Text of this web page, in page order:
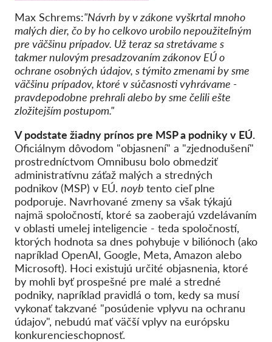
Max Schrems:"Návrh by v zákone vyškrtal mnoho
malých dier, čo by ho celkovo urobilo nepoužiteľným
pre väčšinu prípadov. Už teraz sa stretávame s
takmer nulovým presadzovaním zákonov EÚ o
ochrane osobných údajov, s týmito zmenami by sme
väčšinu prípadov, ktoré v súčasnosti vyhrávame -
pravdepodobne prehrali alebo by sme čelili ešte
zložitejším postupom."
V podstate žiadny prínos pre MSP a podniky v EÚ.
Oficiálnym dôvodom "objasnení" a "zjednodušení"
prostredníctvom Omnibusu bolo obmedziť
administratívnu záťaž malých a stredných
podnikov (MSP) v EÚ. noyb tento cieľ plne
podporuje. Navrhované zmeny sa však týkajú
najmä spoločností, ktoré sa zaoberajú vzdelávaním
v oblasti umelej inteligencie - teda spoločností,
ktorých hodnota sa dnes pohybuje v biliónoch (ako
napríklad OpenAI, Google, Meta, Amazon alebo
Microsoft). Hoci existujú určité objasnenia, ktoré
by mohli byť prospešné pre malé a stredné
podniky, napríklad pravidlá o tom, kedy sa musí
vykonať takzvané "posúdenie vplyvu na ochranu
údajov", nebudú mať väčší vplyv na európsku
konkurencieschopnosť.